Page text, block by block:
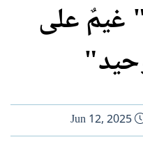
غيمٌ على
ت
ا
Jun 12, 2025